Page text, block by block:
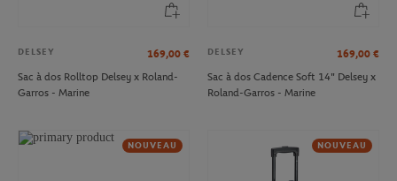
DELSEY 169,00 €
Sac à dos Rolltop Delsey x Roland-
Garros - Marine
DELSEY 169,00 €
Sac à dos Cadence Soft 14" Delsey x
Roland-Garros - Marine
NOUVEAU NOUVEAU